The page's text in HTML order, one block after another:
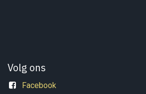
Volg ons
Facebook